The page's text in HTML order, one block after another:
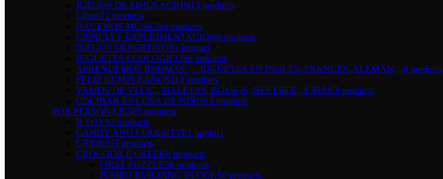
JUEGOS DE SIMULACION13 products
Libros72 products
HACEMOS MÚSICA0 products
CIENCIA Y EXPERIMENTACIÓN0 products
JUEGOS DEPORTIVOS1 product
JUGUETES ECOLÓGICOS0 products
APRENDEMOS IDIOMAS…. JUGUETES EN INGLÉS, FRANCÉS, ALEMÁN,,,,0 products
FELIZ CUMPLEAÑOS113 products
VAMOS DE VIAJE,, MALETAS, BOLSOS, NECESER,, Y MÁS.8 products
COCINAR ES COSA DE NIÑOS3 products
POR PERSONAJE385 products
B TOYS2 products
CANDY AND COQUETTE1 product
CAYRO15 products
CROCODILE CREEK0 products
FIRST PUZZLES0 products
JUMBO BUILDING BLOCKS0 products